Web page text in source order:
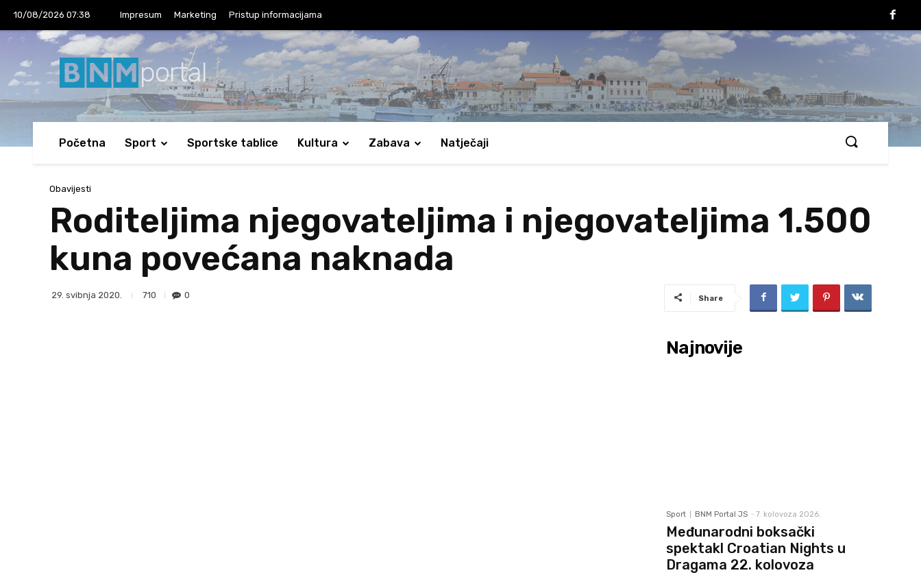
10/08/2026 07:38 Impresum Marketing Pristup informacijama
portal
Početna Sport Sportske tablice Kultura Zabava Natječaji
Obavijesti
Roditeljima njegovateljima i njegovateljima 1.500
kuna povećana naknada
29. svibnja 2020. 710 0 Share
Najnovije
Sport BNM Portal JS - 7. kolovoza 2026.
Međunarodni boksački
spektakl Croatian Nights u
Dragama 22. kolovoza